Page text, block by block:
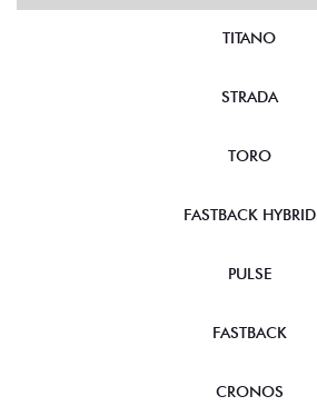
TITANO
STRADA
TORO
FASTBACK HYBRID
PULSE
FASTBACK
CRONOS